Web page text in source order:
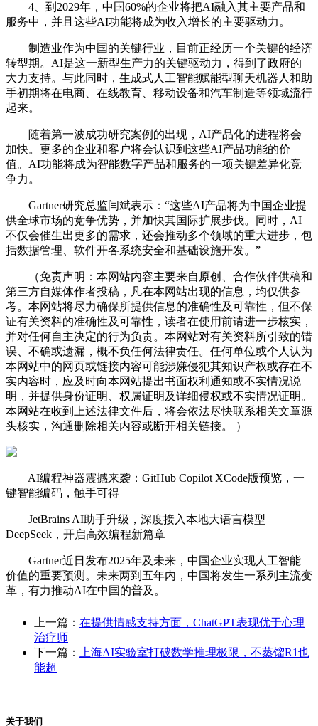
4、到2029年，中国60%的企业将把AI融入其主要产品和
服务中，并且这些AI功能将成为收入增长的主要驱动力。
制造业作为中国的关键行业，目前正经历一个关键的经济
转型期。AI是这一新型生产力的关键驱动力，得到了政府的
大力支持。与此同时，生成式人工智能赋能型聊天机器人和助
手初期将在电商、在线教育、移动设备和汽车制造等领域流行
起来。
随着第一波成功研究案例的出现，AI产品化的进程将会
加快。更多的企业和客户将会认识到这些AI产品功能的价
值。AI功能将成为智能数字产品和服务的一项关键差异化竞
争力。
Gartner研究总监闫斌表示：“这些AI产品将为中国企业提
供全球市场的竞争优势，并加快其国际扩展步伐。同时，AI
不仅会催生出更多的需求，还会推动多个领域的重大进步，包
括数据管理、软件开各系统安全和基础设施开发。”
（免责声明：本网站内容主要来自原创、合作伙伴供稿和
第三方自媒体作者投稿，凡在本网站出现的信息，均仅供参
考。本网站将尽力确保所提供信息的准确性及可靠性，但不保
证有关资料的准确性及可靠性，读者在使用前请进一步核实，
并对任何自主决定的行为负责。本网站对有关资料所引致的错
误、不确或遗漏，概不负任何法律责任。任何单位或个人认为
本网站中的网页或链接内容可能涉嫌侵犯其知识产权或存在不
实内容时，应及时向本网站提出书面权利通知或不实情况说
明，并提供身份证明、权属证明及详细侵权或不实情况证明。
本网站在收到上述法律文件后，将会依法尽快联系相关文章源
头核实，沟通删除相关内容或断开相关链接。 ）
AI编程神器震撼来袭：GitHub Copilot XCode版预览，一
键智能编码，触手可得
JetBrains AI助手升级，深度接入本地大语言模型
DeepSeek，开启高效编程新篇章
Gartner近日发布2025年及未来，中国企业实现人工智能
价值的重要预测。未来两到五年内，中国将发生一系列主流变
革，有力推动AI在中国的普及。
上一篇： 在提供情感支持方面，ChatGPT表现优于心理
治疗师
下一篇：
上海AI实验室打破数学推理极限，不蒸馏R1也
能超
关于我们